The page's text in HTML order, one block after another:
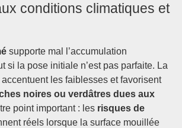
conditions climatiques et
supporte mal l’accumulation
si la pose initiale n’est pas parfaite. La
les faiblesses et favorisent
noires ou verdâtres dues aux
point important : les risques de
réels lorsque la surface mouillée